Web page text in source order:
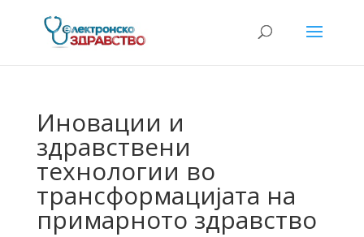
Иновации и
здравствени
технологии во
трансформацијата на
примарното здравство